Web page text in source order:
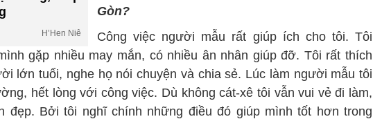
H’Hen Niê
Gòn?
Công việc người mẫu rất giúp ích cho tôi. Tôi
gặp nhiều may mắn, có nhiều ân nhân giúp đỡ. Tôi rất thích
lớn tuổi, nghe họ nói chuyện và chia sẻ. Lúc làm người mẫu tôi
hết lòng với công việc. Dù không cát-xê tôi vẫn vui vẻ đi làm,
đẹp. Bởi tôi nghĩ chính những điều đó giúp mình tốt hơn trong